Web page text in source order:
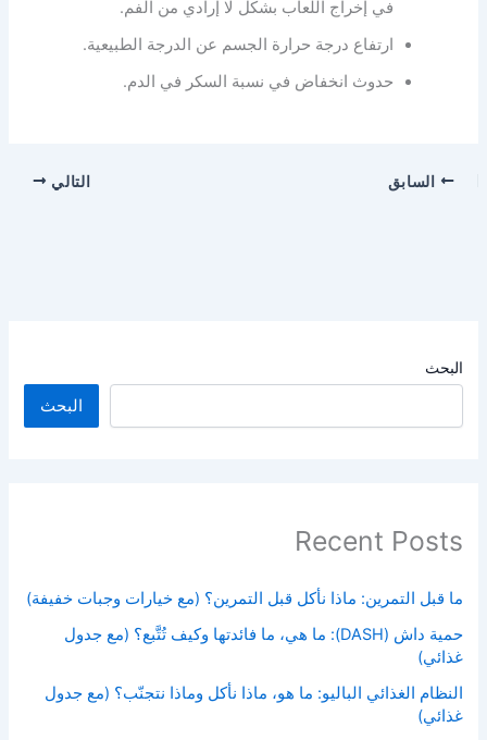
البحث
البحث
Recent Posts
ما قبل التمرين: ماذا نأكل قبل التمرين؟ (مع خيارات وجبات خفيفة)
حمية داش (DASH): ما هي، ما فائدتها وكيف تُتَّبع؟ (مع جدول
غذائي)
النظام الغذائي الباليو: ما هو، ماذا نأكل وماذا نتجنّب؟ (مع جدول
غذائي)
في إخراج اللعاب بشكل لا إرادي من الفم.
ارتفاع درجة حرارة الجسم عن الدرجة الطبيعية.
حدوث انخفاض في نسبة السكر في الدم.
السابق التالي